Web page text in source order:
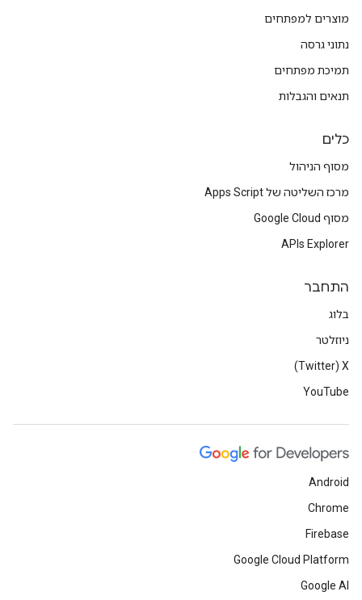
מוצרים למפתחים
נתוני גרסה
תמיכת מפתחים
תנאים והגבלות
כלים
מסוף הניהול
מרכז השליטה של Apps Script
מסוף Google Cloud
APIs Explorer
התחבר
בלוג
ניוזלטר
X‏ (Twitter)
YouTube
Android
Chrome
Firebase
Google Cloud Platform
Google AI